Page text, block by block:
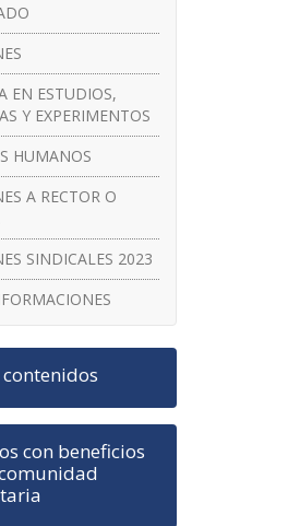
EN ESTUDIOS,
Y EXPERIMENTOS
HUMANOS
A RECTOR O
SINDICALES 2023
con beneficios